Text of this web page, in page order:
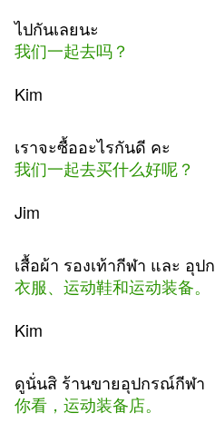
ไปกันเลยนะ
我们一起去吗？
Kim
เราจะซื้ออะไรกันดี คะ
我们一起去买什么好呢？
Jim
เสื้อผ้า รองเท้ากีฬา และ อุ
衣服、运动鞋和运动装备。
Kim
ดูนั่นสิ ร้านขายอุปกรณ์กีฬา
你看，运动装备店。